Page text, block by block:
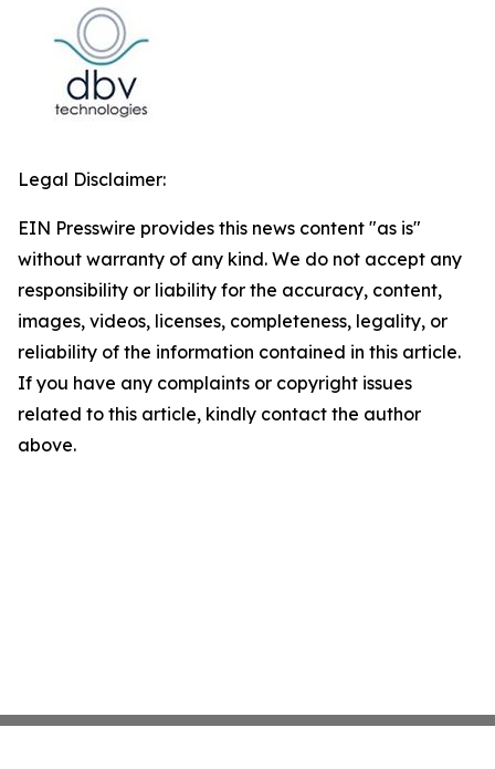
Legal Disclaimer:
EIN Presswire provides this news content "as is"
without warranty of any kind. We do not accept any
responsibility or liability for the accuracy, content,
images, videos, licenses, completeness, legality, or
reliability of the information contained in this article.
If you have any complaints or copyright issues
related to this article, kindly contact the author
above.